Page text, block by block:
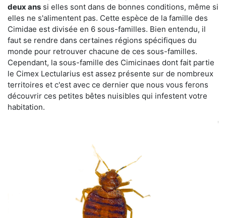
deux ans si elles sont dans de bonnes conditions, même si
elles ne s'alimentent pas. Cette espèce de la famille des
Cimidae est divisée en 6 sous-familles. Bien entendu, il
faut se rendre dans certaines régions spécifiques du
monde pour retrouver chacune de ces sous-familles.
Cependant, la sous-famille des Cimicinaes dont fait partie
le Cimex Lectularius est assez présente sur de nombreux
territoires et c'est avec ce dernier que nous vous ferons
découvrir ces petites bêtes nuisibles qui infestent votre
habitation.